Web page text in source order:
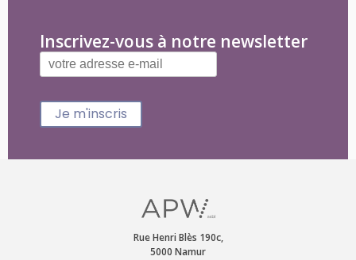
Inscrivez-vous à notre newsletter
Je m'inscris
Rue Henri Blès 190c,
5000 Namur